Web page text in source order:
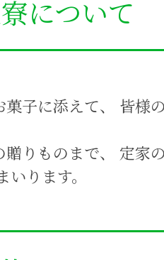
について
子に添えて、 皆様
りものまで、 定家
ります。